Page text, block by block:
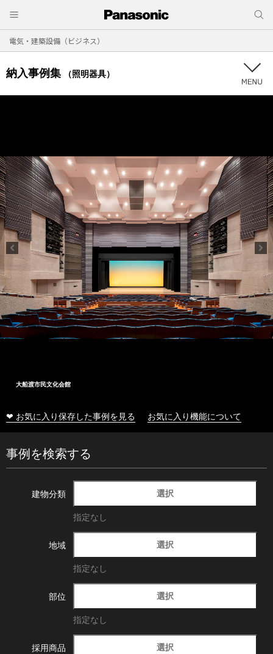
電気・建築設備（ビジネス）
納入事例集 （照明器具）
大船渡市民文化会館
❤ お気に入り保存した事例を見る お気に入り機能について
事例を検索する
建物分類 選択
指定なし
地域 選択
指定なし
部位 選択
指定なし
採用商品 選択